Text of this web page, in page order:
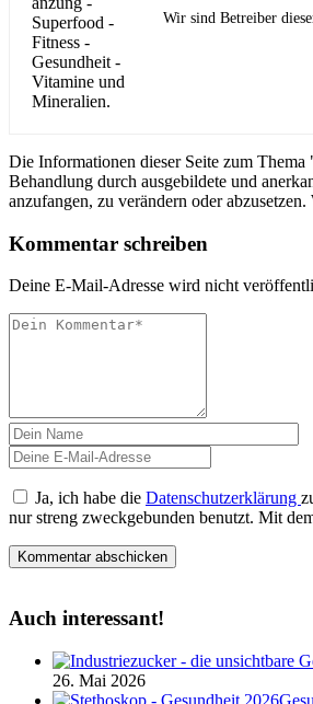
Wir sind Betreiber
Die Informationen dieser Seite zum
Behandlung durch ausgebildete und
anzufangen, zu verändern oder
Kommentar schreiben
Deine E-Mail-Adresse wird nicht
Ja, ich habe die Datenschutzerklärung
nur streng zweckgebunden benutzt. Mit
Auch interessant!
26. Mai 2026